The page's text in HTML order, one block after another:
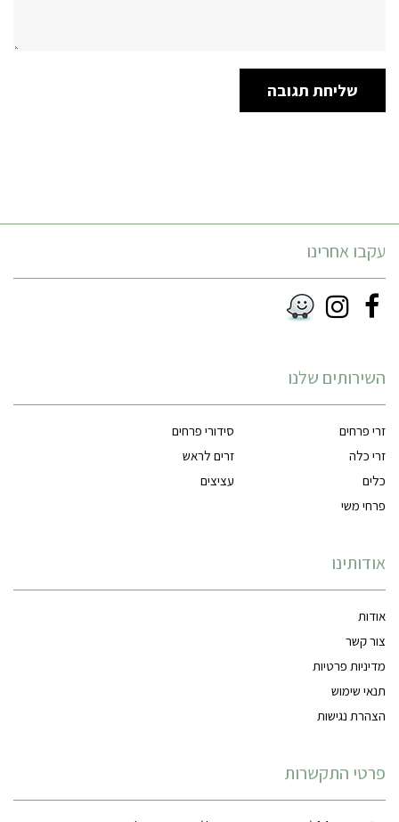
עקבו אחרינו
השירותים שלנו
זרי פרחים
סידורי פרחים
זרי כלה
זרים לראש
כלים
עציצים
פרחי משי
אודותינו
אודות
צור קשר
מדיניות פרטיות
תנאי שימוש
הצהרת נגישות
פרטי התקשרות